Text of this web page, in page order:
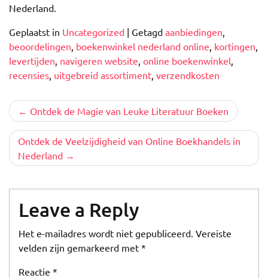
Nederland.
Geplaatst in Uncategorized | Getagd aanbiedingen,
beoordelingen, boekenwinkel nederland online, kortingen,
levertijden, navigeren website, online boekenwinkel,
recensies, uitgebreid assortiment, verzendkosten
Berichtnavigatie
Ontdek de Magie van Leuke Literatuur Boeken
Ontdek de Veelzijdigheid van Online Boekhandels in
Nederland
Leave a Reply
Het e-mailadres wordt niet gepubliceerd. Vereiste
velden zijn gemarkeerd met *
Reactie *